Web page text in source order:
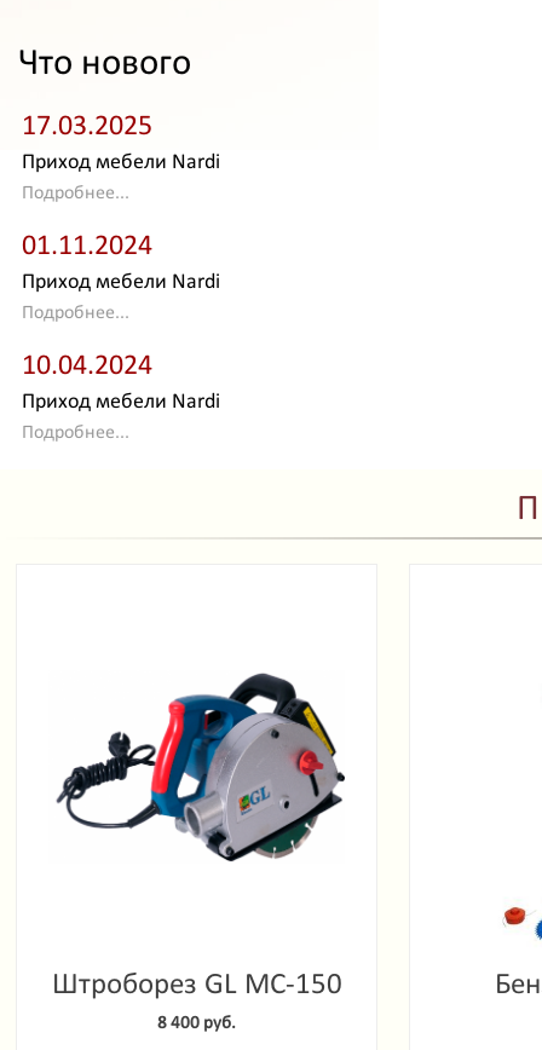
Что нового
17.03.2025
Приход мебели Nardi
Подробнее...
01.11.2024
Приход мебели Nardi
Подробнее...
10.04.2024
Приход мебели Nardi
Подробнее...
Штроборез GL MC-150
8 400 руб.